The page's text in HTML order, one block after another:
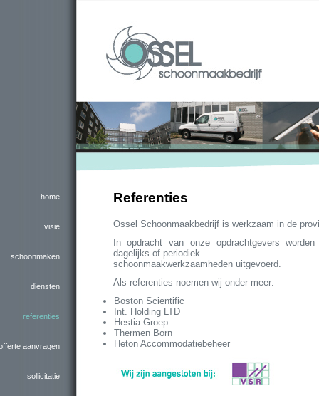
home
visie
schoonmaken
diensten
referenties
aanvragen
sollicitatie
Referenties
Ossel Schoonmaakbedrijf is werkzaam in de
In opdracht van onze opdrachtgevers
dagelijks of periodiek
schoonmaakwerkzaamheden uitgevoerd.
Als referenties noemen wij onder meer:
Boston Scientific
Int. Holding LTD
Hestia Groep
Thermen Born
Heton Accommodatiebeheer